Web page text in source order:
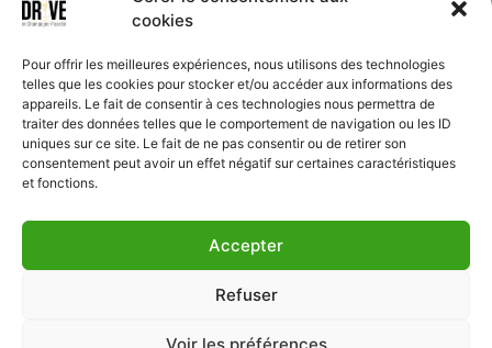
cookies
Pour offrir les meilleures expériences, nous utilisons des technologies
telles que les cookies pour stocker et/ou accéder aux informations des
appareils. Le fait de consentir à ces technologies nous permettra de
traiter des données telles que le comportement de navigation ou les ID
uniques sur ce site. Le fait de ne pas consentir ou de retirer son
consentement peut avoir un effet négatif sur certaines caractéristiques
et fonctions.
Accepter
Refuser
Voir les préférences
Vie pratique
Nous contacter
Administration